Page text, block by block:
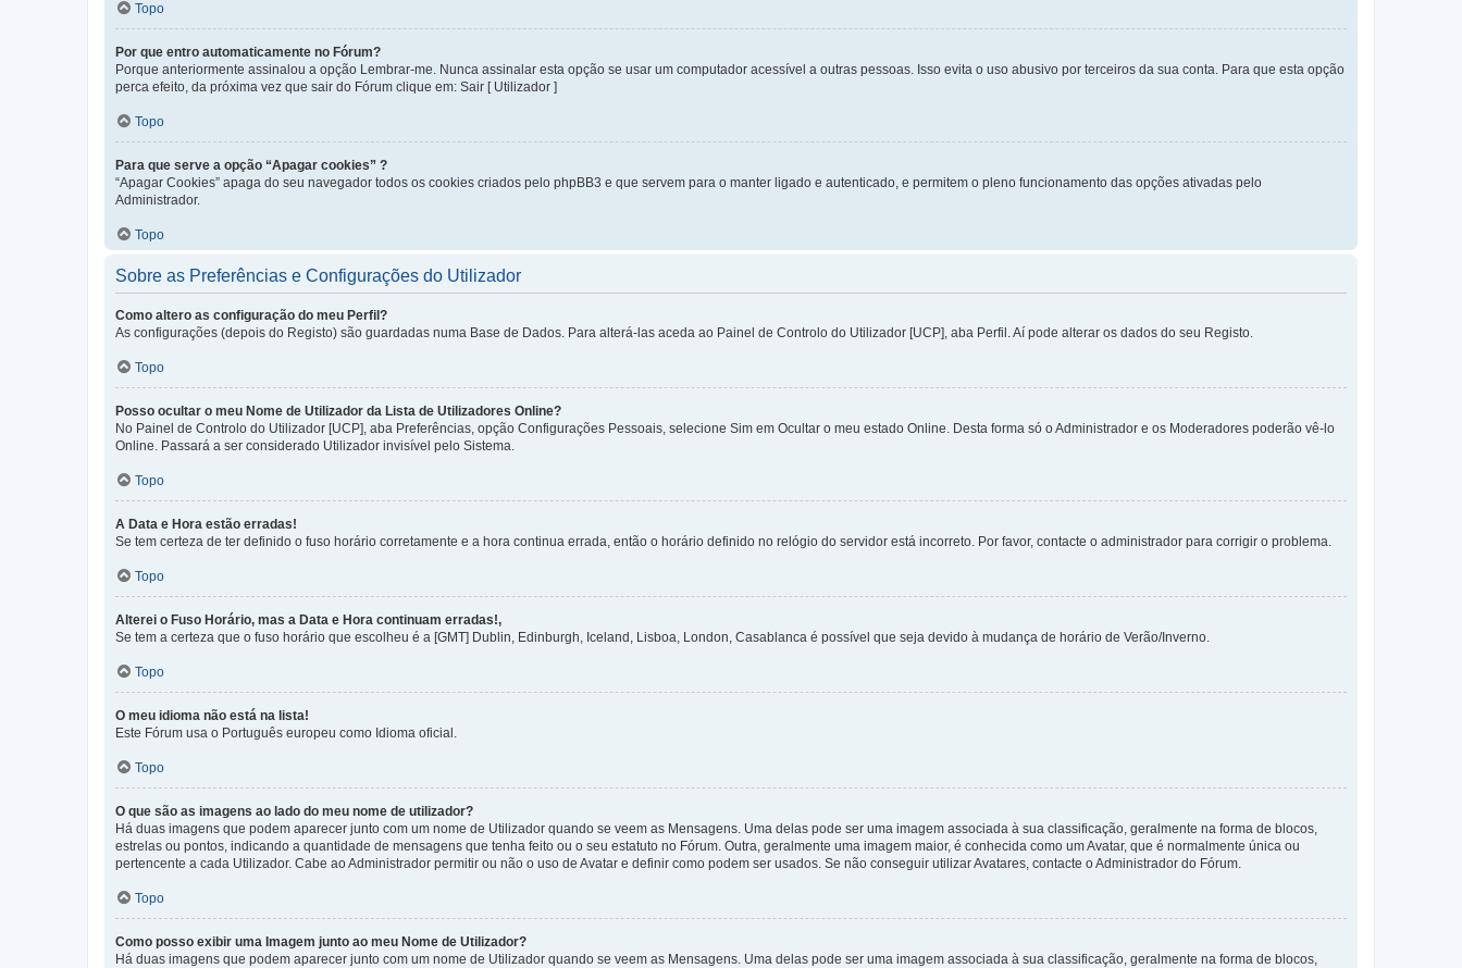
Topo
Por que entro automaticamente no Fórum?
Porque anteriormente assinalou a opção Lembrar-me. Nunca assinalar esta opção se usar um computador acessível a outras pessoas. Isso evita o uso abusivo por terceiros da sua conta. Para que esta opção
perca efeito, da próxima vez que sair do Fórum clique em: Sair [ Utilizador ]
Topo
Para que serve a opção “Apagar cookies” ?
“Apagar Cookies” apaga do seu navegador todos os cookies criados pelo phpBB3 e que servem para o manter ligado e autenticado, e permitem o pleno funcionamento das opções ativadas pelo
Administrador.
Topo
Sobre as Preferências e Configurações do Utilizador
Como altero as configuração do meu Perfil?
As configurações (depois do Registo) são guardadas numa Base de Dados. Para alterá-las aceda ao Painel de Controlo do Utilizador [UCP], aba Perfil. Aí pode alterar os dados do seu Registo.
Topo
Posso ocultar o meu Nome de Utilizador da Lista de Utilizadores Online?
No Painel de Controlo do Utilizador [UCP], aba Preferências, opção Configurações Pessoais, selecione Sim em Ocultar o meu estado Online. Desta forma só o Administrador e os Moderadores poderão vê-lo
Online. Passará a ser considerado Utilizador invisível pelo Sistema.
Topo
A Data e Hora estão erradas!
Se tem certeza de ter definido o fuso horário corretamente e a hora continua errada, então o horário definido no relógio do servidor está incorreto. Por favor, contacte o administrador para corrigir o problema.
Topo
Alterei o Fuso Horário, mas a Data e Hora continuam erradas!,
Se tem a certeza que o fuso horário que escolheu é a [GMT] Dublin, Edinburgh, Iceland, Lisboa, London, Casablanca é possível que seja devido à mudança de horário de Verão/Inverno.
Topo
O meu idioma não está na lista!
Este Fórum usa o Português europeu como Idioma oficial.
Topo
O que são as imagens ao lado do meu nome de utilizador?
Há duas imagens que podem aparecer junto com um nome de Utilizador quando se veem as Mensagens. Uma delas pode ser uma imagem associada à sua classificação, geralmente na forma de blocos,
estrelas ou pontos, indicando a quantidade de mensagens que tenha feito ou o seu estatuto no Fórum. Outra, geralmente uma imagem maior, é conhecida como um Avatar, que é normalmente única ou
pertencente a cada Utilizador. Cabe ao Administrador permitir ou não o uso de Avatar e definir como podem ser usados. Se não conseguir utilizar Avatares, contacte o Administrador do Fórum.
Topo
Como posso exibir uma Imagem junto ao meu Nome de Utilizador?
Há duas imagens que podem aparecer junto com um nome de Utilizador quando se veem as Mensagens. Uma delas pode ser uma imagem associada à sua classificação, geralmente na forma de blocos,